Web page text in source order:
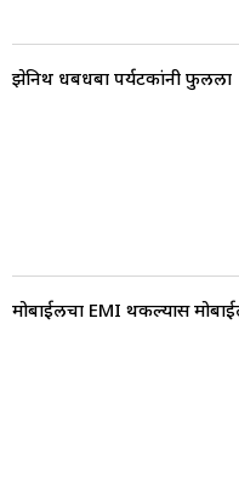
झेनिथ धबधबा पर्यटकांनी फुलला
मोबाईलचा EMI थकल्यास